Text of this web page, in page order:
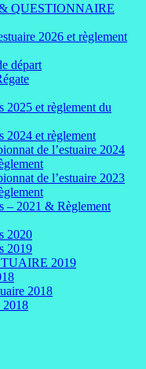
QUESTIONNAIRE
2026 et règlement
départ
2025 et règlement du
2024 et règlement
de l’estuaire 2024
de l’estuaire 2023
– 2021 & Règlement
2020
2019
2019
2018
2018